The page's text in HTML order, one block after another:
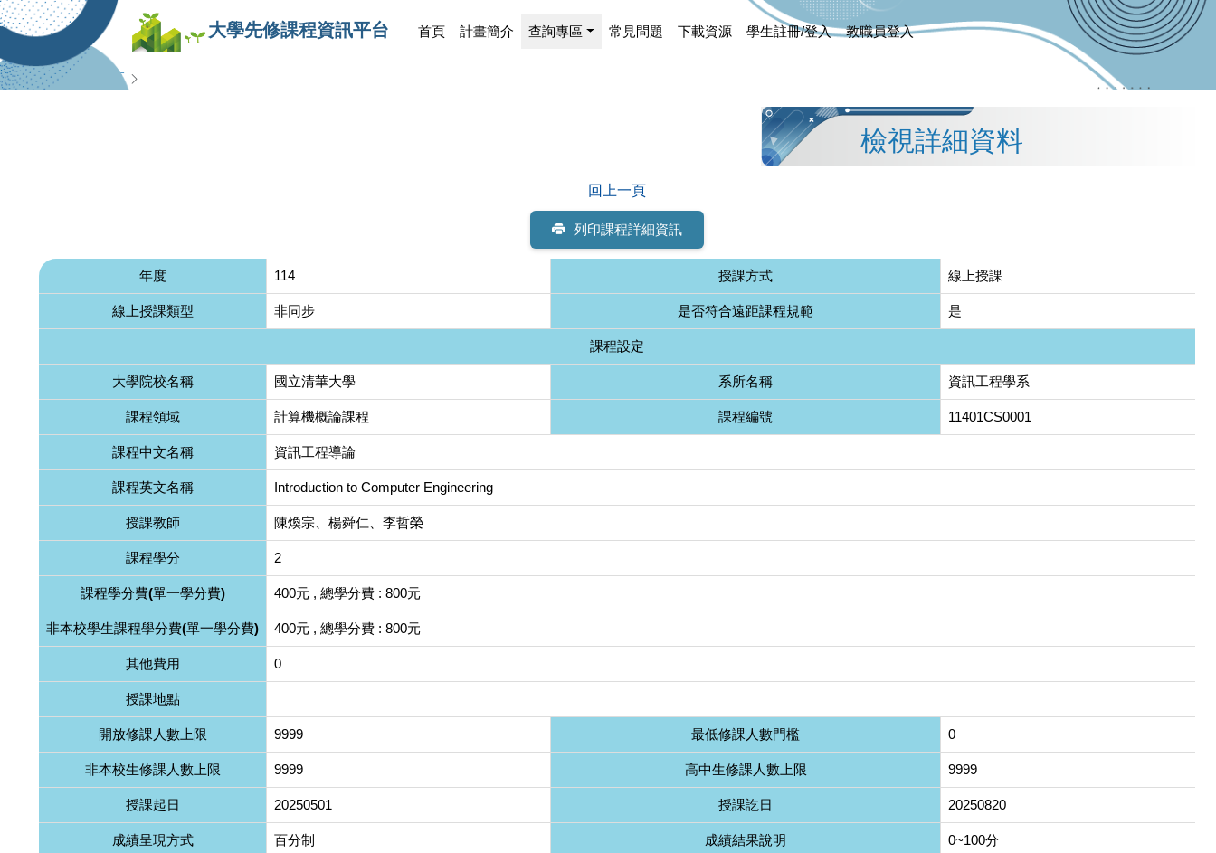
大學先修課程資訊平台 首頁 計畫簡介 查詢專區 常見問題 下載資源 學生註冊/登入 教職員登入
查詢專區
檢視詳細資料
回上一頁
列印課程詳細資訊
年度 114 授課方式 線上授課
線上授課類型 非同步 是否符合遠距課程規範 是
課程設定
大學院校名稱 國立清華大學 系所名稱 資訊工程學系
課程領域 計算機概論課程 課程編號 11401CS0001
課程中文名稱 資訊工程導論
課程英文名稱 Introduction to Computer Engineering
授課教師 陳煥宗、楊舜仁、李哲榮
課程學分 2
課程學分費(單一學分費) 400元 , 總學分費 : 800元
非本校學生課程學分費(單一學分費) 400元 , 總學分費 : 800元
其他費用 0
授課地點
開放修課人數上限 9999 最低修課人數門檻 0
非本校生修課人數上限 9999 高中生修課人數上限 9999
授課起日 20250501 授課訖日 20250820
成績呈現方式 百分制 成績結果說明 0~100分